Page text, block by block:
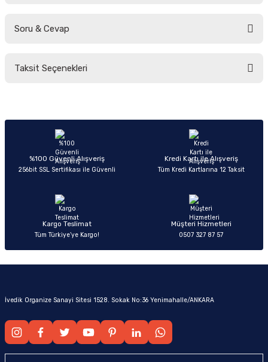
Soru & Cevap
Taksit Seçenekleri
%100 Güvenli Alışveriş
256bit SSL Sertifikası ile Güvenli
Kredi Kartı ile Alışveriş
Tüm Kredi Kartlarına 12 Taksit
Kargo Teslimat
Tüm Türkiye’ye Kargo!
Müşteri Hizmetleri
0507 327 87 57
İvedik Organize Sanayi Sitesi 1528. Sokak No:36 Yenimahalle/ANKARA